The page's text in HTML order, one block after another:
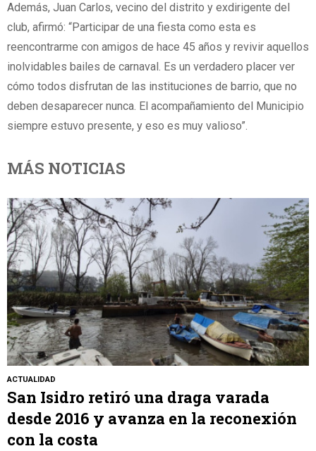
Además, Juan Carlos, vecino del distrito y exdirigente del
club, afirmó: “Participar de una fiesta como esta es
reencontrarme con amigos de hace 45 años y revivir aquellos
inolvidables bailes de carnaval. Es un verdadero placer ver
cómo todos disfrutan de las instituciones de barrio, que no
deben desaparecer nunca. El acompañamiento del Municipio
siempre estuvo presente, y eso es muy valioso”.
MÁS NOTICIAS
ACTUALIDAD
San Isidro retiró una draga varada
desde 2016 y avanza en la reconexión
con la costa